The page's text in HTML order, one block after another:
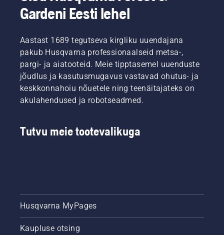
Gardeni Eesti lehel
Aastast 1689 tegutseva kirgliku uuendajana
pakub Husqvarna professionaalseid metsa-,
pargi- ja aiatooteid. Meie tipptasemel uuenduste
jõudlus ja kasutusmugavus vastavad ohutus- ja
keskkonnahoiu nõuetele ning teenäitajateks on
akulahendused ja robotseadmed.
Tutvu meie tootevalikuga
Husqvarna MyPages
Kaupluse otsing